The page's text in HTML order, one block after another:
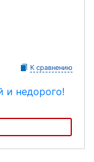
К сравнению